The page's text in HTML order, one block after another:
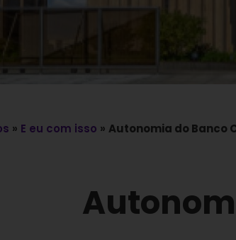
» E eu com isso » Autonomia do Banco